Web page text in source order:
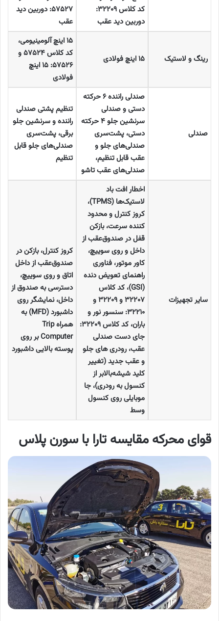
کد کلاس۳۲۲۰۹:
دوربین دید عقب
۵۷۵۲۷: دوربین دید
عقب
رینگ و لاستیک ۱۵اینچ فولادی
۱۵اینچ آلومینیومی،
کد کلاس۵۷۵۲۴و
۵۷۵۲۶: ۱۵
اینچ
فولادی
صندلی
صندلی راننده۶ حرکته
دستی و صندلی
سرنشین جلو۴حرکته
دستی، پشت‌سری
صندلی‌های جلو و
عقب قابل تنظیم،
صندلی‌های عقب تاشو
تنظیم پشتی صندلی
راننده و سرنشین جلو
برقی، پشت‌سری
صندلی‌های جلو قابل
تنظیم
سایر تجهیزات
اخطار افت باد
لاستیک‌ها (TPMS)
،
کروز کنترل و محدود
کننده سرعت، بازکن
قفل در صندوق‌عقب از
داخل و روی سوییچ،
کاور موتور، فناوری
راهنمای تعویض دنده
(GSI)
، کد کلاس
۳۲۲۰۷و۳۲۲۰۹و
۳۲۲۱۰: سنسور نور و
باران، کد کلاس۳۲۲۰۹:
جای دست صندلی
عقب، رودری های جلو
و عقب جدید (تغییر
کلید شیشه‌بالابر از
کنسول به رودری)، جا
موبایلی روی کنسول
وسط
کروز کنترل، بازکن در
صندوق‌عقب از داخل
اتاق و روی سوییچ،
دسترسی به صندوق از
داخل، نمایشگر روی
داشبورد(MFD)
به
همراهTrip
Computerبر روی
پوسته بالایی داشبورد
قوای محرکه مقایسه تارا با سورن پلاس